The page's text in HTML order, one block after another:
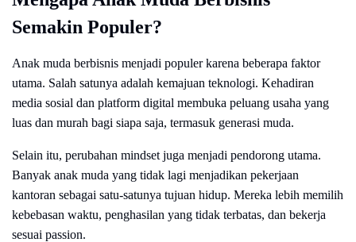
Semakin Populer?
Anak muda berbisnis menjadi populer karena beberapa faktor
utama. Salah satunya adalah kemajuan teknologi. Kehadiran
media sosial dan platform digital membuka peluang usaha yang
luas dan murah bagi siapa saja, termasuk generasi muda.
Selain itu, perubahan mindset juga menjadi pendorong utama.
Banyak anak muda yang tidak lagi menjadikan pekerjaan
kantoran sebagai satu-satunya tujuan hidup. Mereka lebih memilih
kebebasan waktu, penghasilan yang tidak terbatas, dan bekerja
sesuai passion.